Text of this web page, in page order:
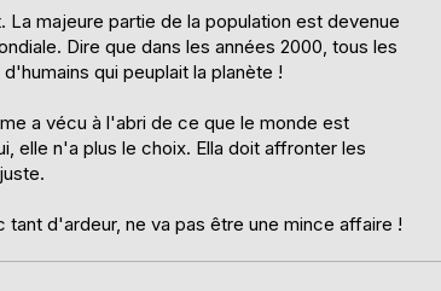
majeure partie de la population est devenue
Dire que dans les années 2000, tous les
qui peuplait la planète !
a vécu à l'abri de ce que le monde est
elle n'a plus le choix. Ella doit affronter les
d'ardeur, ne va pas être une mince affaire !